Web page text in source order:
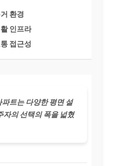
환경
인프라
접근성
트는 다양한 평면 설
자의 선택의 폭을 넓혔